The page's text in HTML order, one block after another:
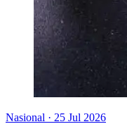
Nasional · 25 Jul 2026